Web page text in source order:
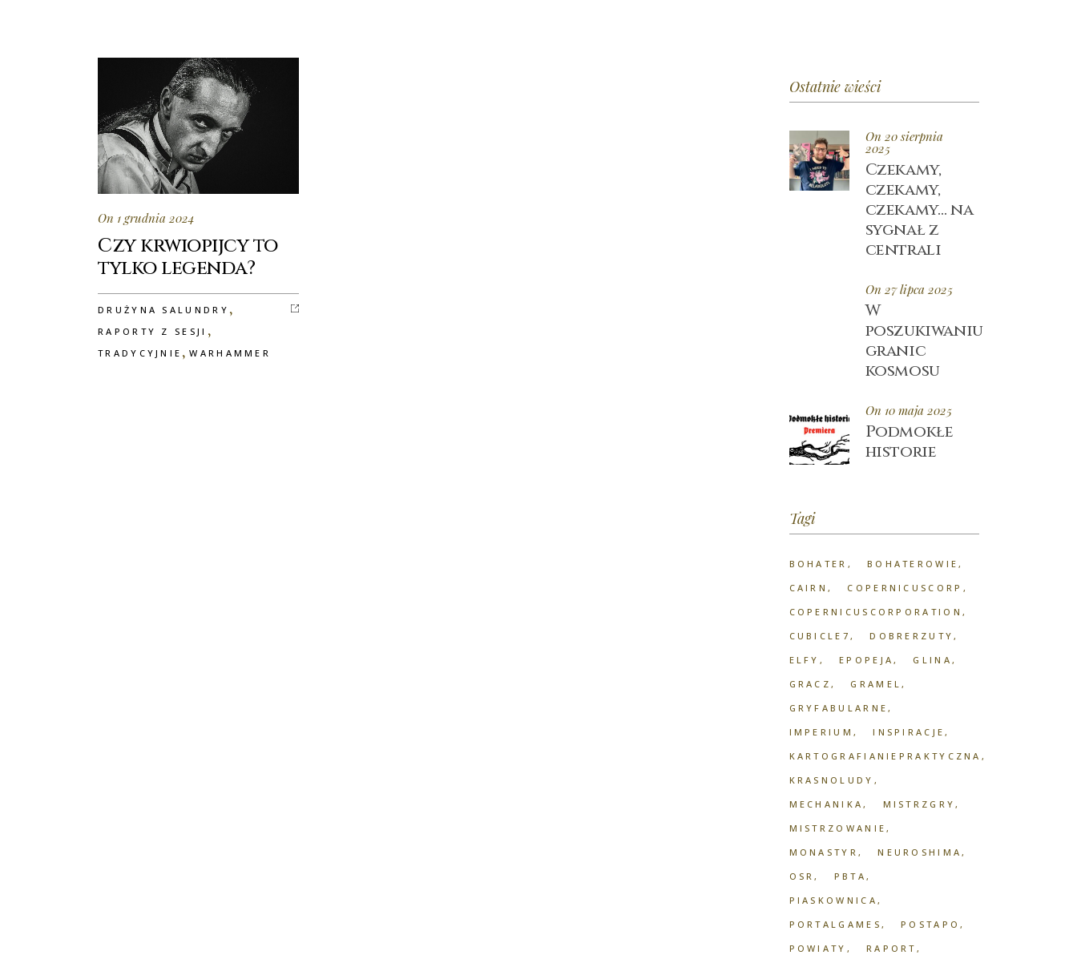
On 1 grudnia 2024
Czy krwiopijcy to
tylko legenda?
DRUŻYNA SALUNDRY ,
RAPORTY Z SESJI ,
TRADYCYJNIE ,WARHAMMER
Ostatnie wieści
On 20 sierpnia
2025
Czekamy,
czekamy,
czekamy… na
sygnał z
centrali
On 27 lipca 2025
W
poszukiwaniu
granic
kosmosu
On 10 maja 2025
Podmokłe
historie
Tagi
BOHATER
BOHATEROWIE
CAIRN
COPERNICUSCORP
COPERNICUSCORPORATION
CUBICLE7
DOBRERZUTY
ELFY
EPOPEJA
GLINA
GRACZ
GRAMEL
GRYFABULARNE
IMPERIUM
INSPIRACJE
KARTOGRAFIANIEPRAKTYCZNA
KRASNOLUDY
MECHANIKA
MISTRZGRY
MISTRZOWANIE
MONASTYR
NEUROSHIMA
OSR
PBTA
PIASKOWNICA
PORTALGAMES
POSTAPO
POWIATY
RAPORT